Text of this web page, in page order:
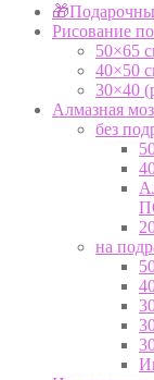
Рисование
50×65
40×50
30×40
Алмазная
без
на